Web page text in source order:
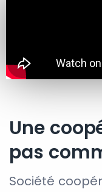
Une
pas
Société